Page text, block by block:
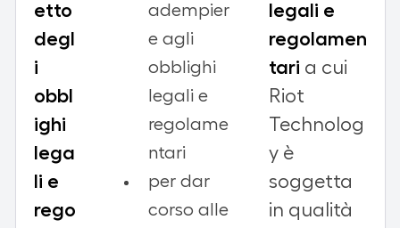
etto
degl
i
obbl
ighi
lega
li e
rego
adempier
e agli
obblighi
legali e
regolame
ntari
per dar
corso alle
legali e
regolamen
tari a cui
Riot
Technolog
y è
soggetta
in qualità